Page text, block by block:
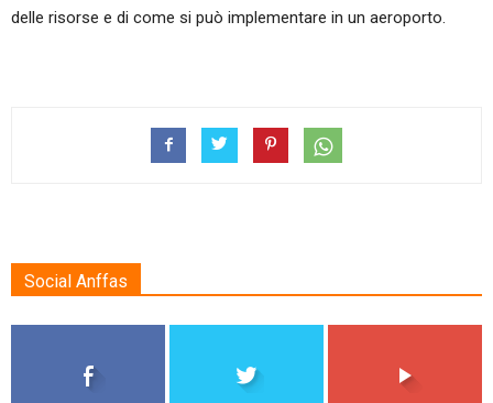
delle risorse e di come si può implementare in un aeroporto.
Social Anffas